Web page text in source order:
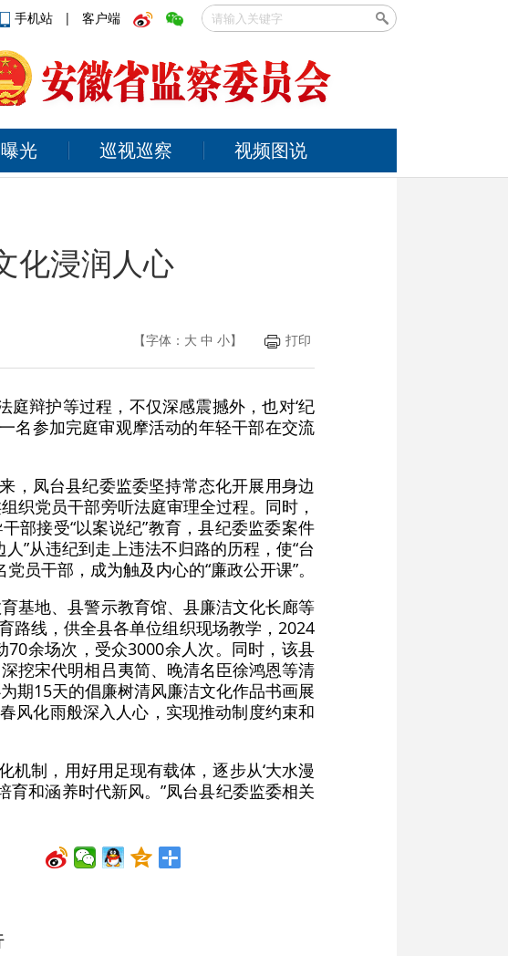
手机站 | 客户端
光 巡视巡察 视频图说
化浸润人心
【字体： 大 中 小】 打印
辩护等过程，不仅深感震撼外，也对‘纪
名参加完庭审观摩活动的年轻干部在交流
，凤台县纪委监委坚持常态化开展用身边
织党员干部旁听法庭审理全过程。同时，
部接受“以案说纪”教育，县纪委监委案件
”从违纪到走上违法不归路的历程，使“台
员干部，成为触及内心的“廉政公开课”。
基地、县警示教育馆、县廉洁文化长廊等
路线，供全县各单位组织现场教学，2024
余场次，受众3000余人次。同时，该县
挖宋代明相吕夷简、晚清名臣徐鸿恩等清
期15天的倡廉树清风廉洁文化作品书画展
风化雨般深入人心，实现推动制度约束和
机制，用好用足现有载体，逐步从‘大水漫
育和涵养时代新风。”凤台县纪委监委相关